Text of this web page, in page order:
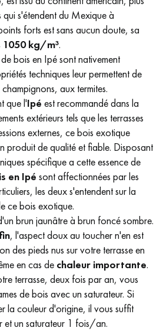
qui s'étendent du Mexique à
forts est sans aucun doute, sa
1050 kg/m³.
de bois en Ipé sont nativement
techniques leur permettent de
aux termites.
que l'Ipé est recommandé dans la
extérieurs tels que les terrasses
externes, ce bois exotique
produit de qualité et fiable. Disposant
spécifique a cette essence de
en Ipé sont affectionnées par les
les deux s'entendent sur la
ce bois exotique.
brun jaunâtre à brun foncé sombre.
, l'aspect doux au toucher n'en est
des pieds nus sur votre terrasse en
en cas de chaleur importante.
terrasse, deux fois par an, vous
de bois avec un saturateur. Si
la couleur d'origine, il vous suffit
et un saturateur 1 fois/an.